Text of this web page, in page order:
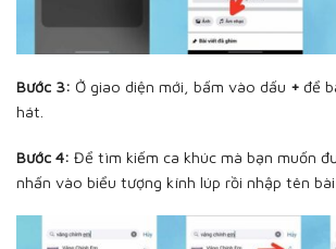
Bước 3: Ở giao diện mới, bấm vào dấu + để
hát.
Bước 4: Để tìm kiếm ca khúc mà bạn muốn
nhấn vào biểu tượng kính lúp rồi nhập tên bài